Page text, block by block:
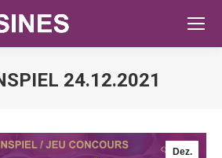
24.12.2021
Dez.